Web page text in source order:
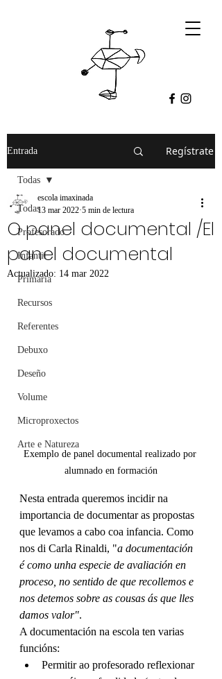
Entrada Regístrate
Todas
Profesorado
Infantil
Primaria
Recursos
Referentes
Debuxo
Deseño
Volume
Microproxectos
Arte e Natureza
Todas
O panel documental /El
panel documental
escola imaxinada
13 mar 2022 5 min de lectura
Actualizado: 14 mar 2022
Exemplo de panel documental realizado por
alumnado en formación
Nesta entrada queremos incidir na
importancia de documentar as propostas
que levamos a cabo coa infancia. Como
nos di Carla Rinaldi, "a documentación
é como unha especie de avaliación en
proceso, no sentido de que recollemos e
nos detemos sobre as cousas ás que lles
damos valor".
A documentación na escola ten varias
funcións:
Permitir ao profesorado reflexionar